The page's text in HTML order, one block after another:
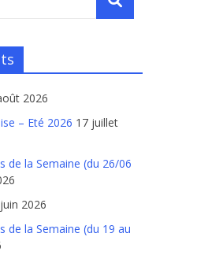
2026
– Eté 2026 17 juillet
de la Semaine (du 26/06
2026
de la Semaine (du 19 au